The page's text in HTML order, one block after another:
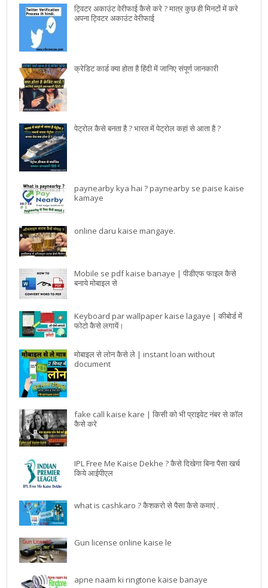
ट्विटर अकाउंट वेरीफाई कैसे करे ? मात्र कुछ ही मिनटों में करे
अपना ट्विटर अकाउंट वेरीफाई
क्रेडिट कार्ड क्या होता है हिंदी में जानिए संपूर्ण जानकारी
पेट्रोल कैसे बनता है ? भारत में पेट्रोल कहां से आता है ?
paynearby kya hai ? paynearby se paise kaise
kamaye
online daru kaise mangaye.
Mobile se pdf kaise banaye | पीडीएफ फाइल कैसे
बनाये मोबाइल से
Keyboard par wallpaper kaise lagaye | कीबोर्ड में
फोटो कैसे लगायें।
मोबाइल से लोन कैसे ले | instant loan without
document
fake call kaise kare | किसी को भी प्राइवेट नंबर से कॉल
कैसे करे
IPL Free Me Kaise Dekhe ? कैसे दिखेगा बिना पैसा खर्च
किये आईपीएल
what is cashkaro ? कैशकरो से पैसा कैसे कमाएं .
Gun license online kaise le
apne naam ki ringtone kaise banaye